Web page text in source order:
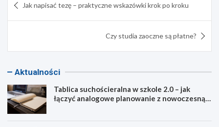
wpisu
Jak napisać tezę – praktyczne wskazówki krok po kroku
Czy studia zaoczne są płatne?
Aktualności
Tablica suchościeralna w szkole 2.0 – jak
łączyć analogowe planowanie z nowoczesną